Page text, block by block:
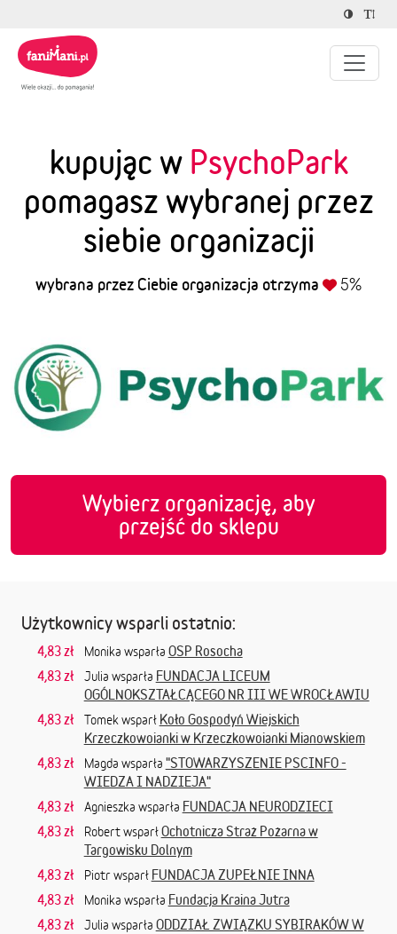
kupując w PsychoPark
pomagasz wybranej przez
siebie organizacji
wybrana przez Ciebie organizacja otrzyma 5%
Wybierz organizację, aby
przejść do sklepu
Użytkownicy wsparli ostatnio:
4,83 zł Monika wsparła OSP Rosocha
4,83 zł
Julia wsparła FUNDACJA LICEUM
OGÓLNOKSZTAŁCĄCEGO NR III WE WROCŁAWIU
4,83 zł
Tomek wsparł Koło Gospodyń Wiejskich
Krzeczkowoianki w Krzeczkowoianki Mianowskiem
4,83 zł
Magda wsparła "STOWARZYSZENIE PSCINFO -
WIEDZA I NADZIEJA"
4,83 zł
Agnieszka wsparła FUNDACJA NEURODZIECI
4,83 zł
Robert wsparłOchotnicza Straż Pożarna w
Targowisku Dolnym
4,83 zł
Piotr wsparł FUNDACJA ZUPEŁNIE INNA
4,83 zł
Monika wsparła Fundacja Kraina Jutra
4,83 zł
Julia wsparła ODDZIAŁ ZWIĄZKU SYBIRAKÓW W